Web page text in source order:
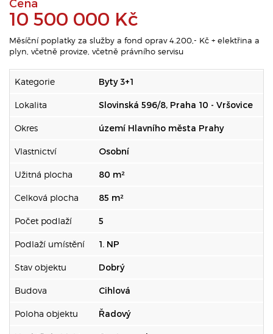
Cena
10 500 000 Kč
Měsíční poplatky za služby a fond oprav 4.200,- Kč + elektřina a
plyn, včetně provize, včetně právního servisu
Kategorie Byty 3+1
Lokalita Slovinská 596/8, Praha 10 - Vršovice
Okres území Hlavního města Prahy
Vlastnictví Osobní
Užitná plocha 80 m²
Celková plocha 85 m²
Počet podlaží 5
Podlaží umístění 1. NP
Stav objektu Dobrý
Budova Cihlová
Poloha objektu Řadový